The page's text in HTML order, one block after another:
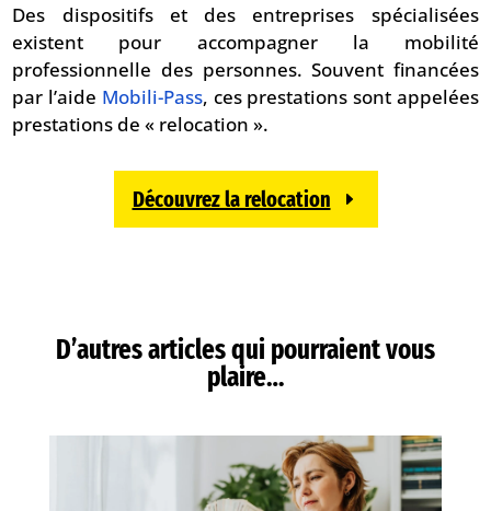
Des dispositifs et des entreprises spécialisées
existent pour accompagner la mobilité
professionnelle des personnes. Souvent financées
par l’aide Mobili-Pass, ces prestations sont appelées
prestations de « relocation ».
Découvrez la relocation
D’autres articles qui pourraient vous
plaire…